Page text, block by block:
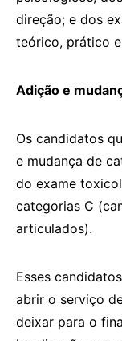
direção; e dos
teórico, prático
Adição e
Os candidatos
e mudança de
do exame
categorias C
articulados).
Esses
abrir o serviço
deixar para o